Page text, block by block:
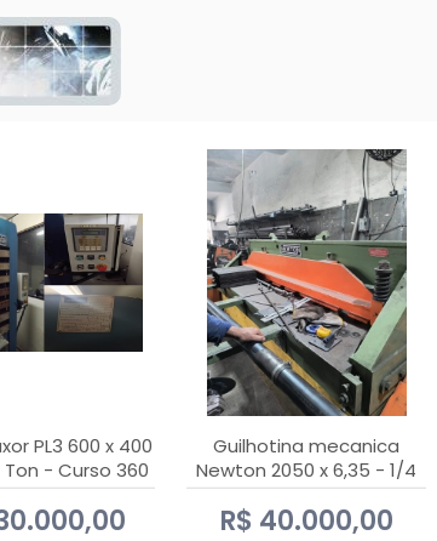
PL3 600 x 400
- Curso 360
mm
Guilhotina mecanica
Newton 2050 x 6,35 - 1/4
R$ 40.000,00